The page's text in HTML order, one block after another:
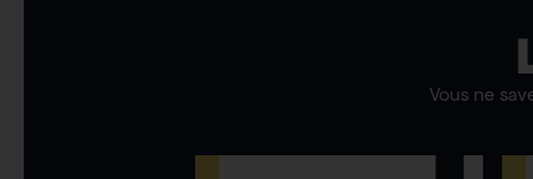
Vous ne